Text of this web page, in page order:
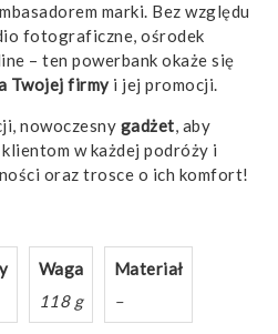
marki. Bez względu
fotograficzne, ośrodek
– ten powerbank okaże się
Twojej firmyi jej promocji.
nowoczesny gadżet, aby
w każdej podróży i
oraz trosce o ich komfort!
Waga
118 g
Materiał
–